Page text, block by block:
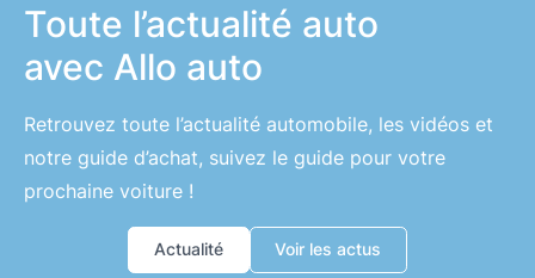
Toute l’actualité auto
avec Allo auto
Retrouvez toute l’actualité automobile, les vidéos et
notre guide d’achat, suivez le guide pour votre
prochaine voiture !
Actualité Voir les actus